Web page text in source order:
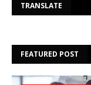
TRANSLATE
FEATURED POST